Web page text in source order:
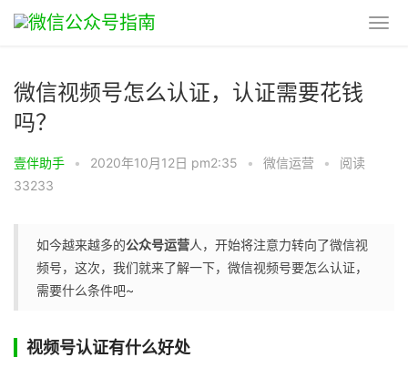
微信视频号怎么认证，认证需要花钱
吗？
壹伴助手 • 2020年10月12日 pm2:35 • 微信运营 •
阅读
33233
如今越来越多的公众号运营人，开始将注意力转向了微信视
频号，这次，我们就来了解一下，微信视频号要怎么认证，
需要什么条件吧~
视频号认证有什么好处